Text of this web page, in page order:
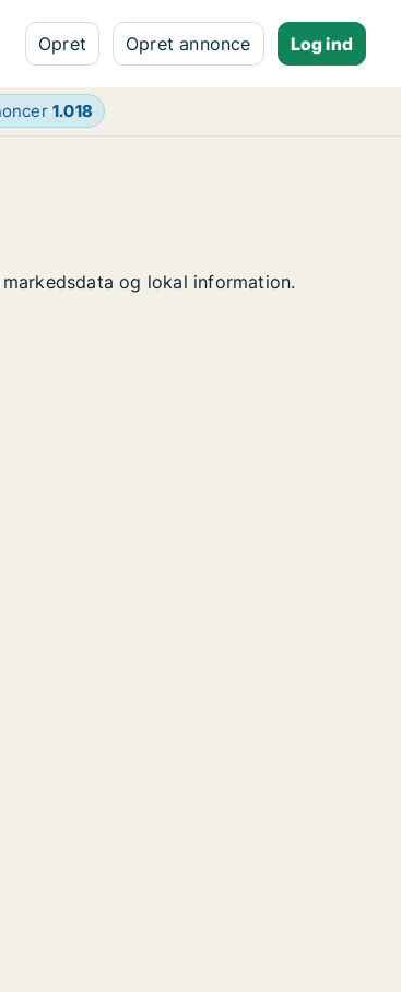
Opret Opret annonce Log ind
1.018
og lokal information.